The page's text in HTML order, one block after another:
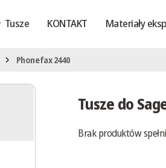
Tusze KONTAKT Materiały
Phonefax 2440
Tusze do
Brak produktów